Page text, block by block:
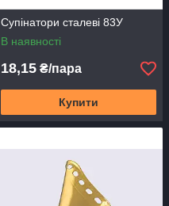
Супінатори сталеві 83У
В наявності
18,15 ₴/пара
Купити